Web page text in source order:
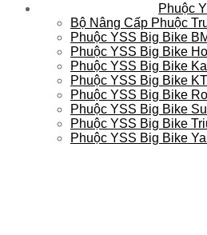
Phuộc
Bộ Nâng Cấp Phuộc
Phuộc YSS Big Bike
Phuộc YSS Big Bike
Phuộc YSS Big Bike
Phuộc YSS Big Bike
Phuộc YSS Big Bike
Phuộc YSS Big Bike
Phuộc YSS Big Bike
Phuộc YSS Big Bike